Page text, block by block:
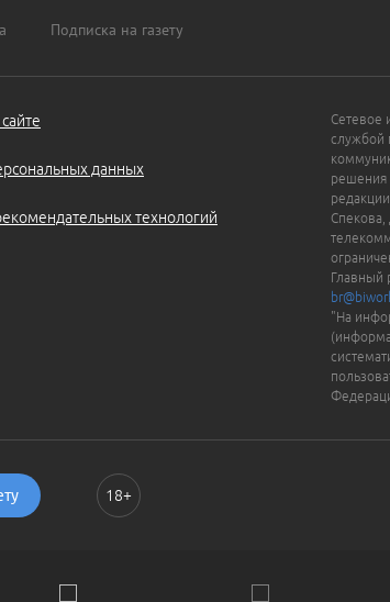
Подписка на газету
данных
технологий
Сетевое
службой
решения
Главный
"На
18+